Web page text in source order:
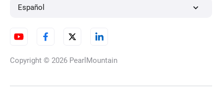
Español
Copyright © 2026 PearlMountain